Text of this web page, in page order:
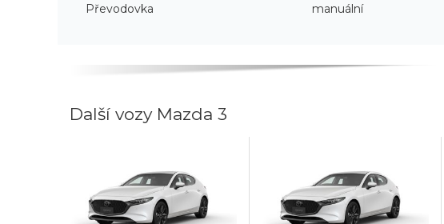
Převodovka manuální
Další vozy Mazda 3